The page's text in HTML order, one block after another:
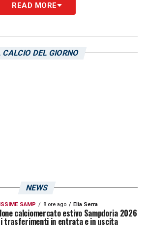
READ MORE
CALCIO DEL GIORNO
NEWS
SAMP 8 ore ago Elia Serra
calciomercato estivo Sampdoria 2026
i trasferimenti in entrata e in uscita